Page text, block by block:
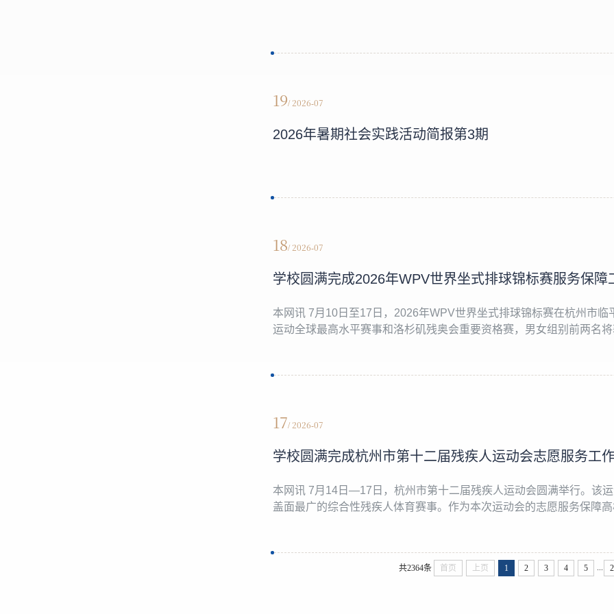
19/ 2026-07
2026年暑期社会实践活动简报第3期
18/ 2026-07
学校圆满完成2026年WPV世界坐式排球锦标赛服务保障
本网讯 7月10日至17日，2026年WPV世界坐式排球锦标赛在杭州市
运动全球最高水平赛事和洛杉矶残奥会重要资格赛，男女组别前两名
17/ 2026-07
学校圆满完成杭州市第十二届残疾人运动会志愿服务工
本网讯 7月14日—17日，杭州市第十二届残疾人运动会圆满举行。该
盖面最广的综合性残疾人体育赛事。作为本次运动会的志愿服务保障
共2364条 首页 上页 1 2 3 4 5 ...